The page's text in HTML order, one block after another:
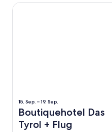
15. Sep. – 19. Sep.
Boutiquehotel Das
Tyrol + Flug
Boutiquehotel Das Tyrol